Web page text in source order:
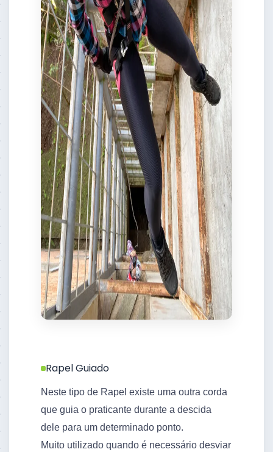
Rapel Guiado
Neste tipo de Rapel existe uma outra corda
que guia o praticante durante a descida
dele para um determinado ponto.
Muito utilizado quando é necessário desviar